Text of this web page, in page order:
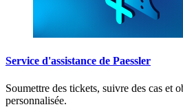
Service d'assistance de Paessler
Soumettre des tickets, suivre des cas et
personnalisée.